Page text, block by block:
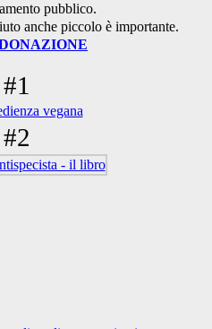
pubblico.
anche piccolo è importante.